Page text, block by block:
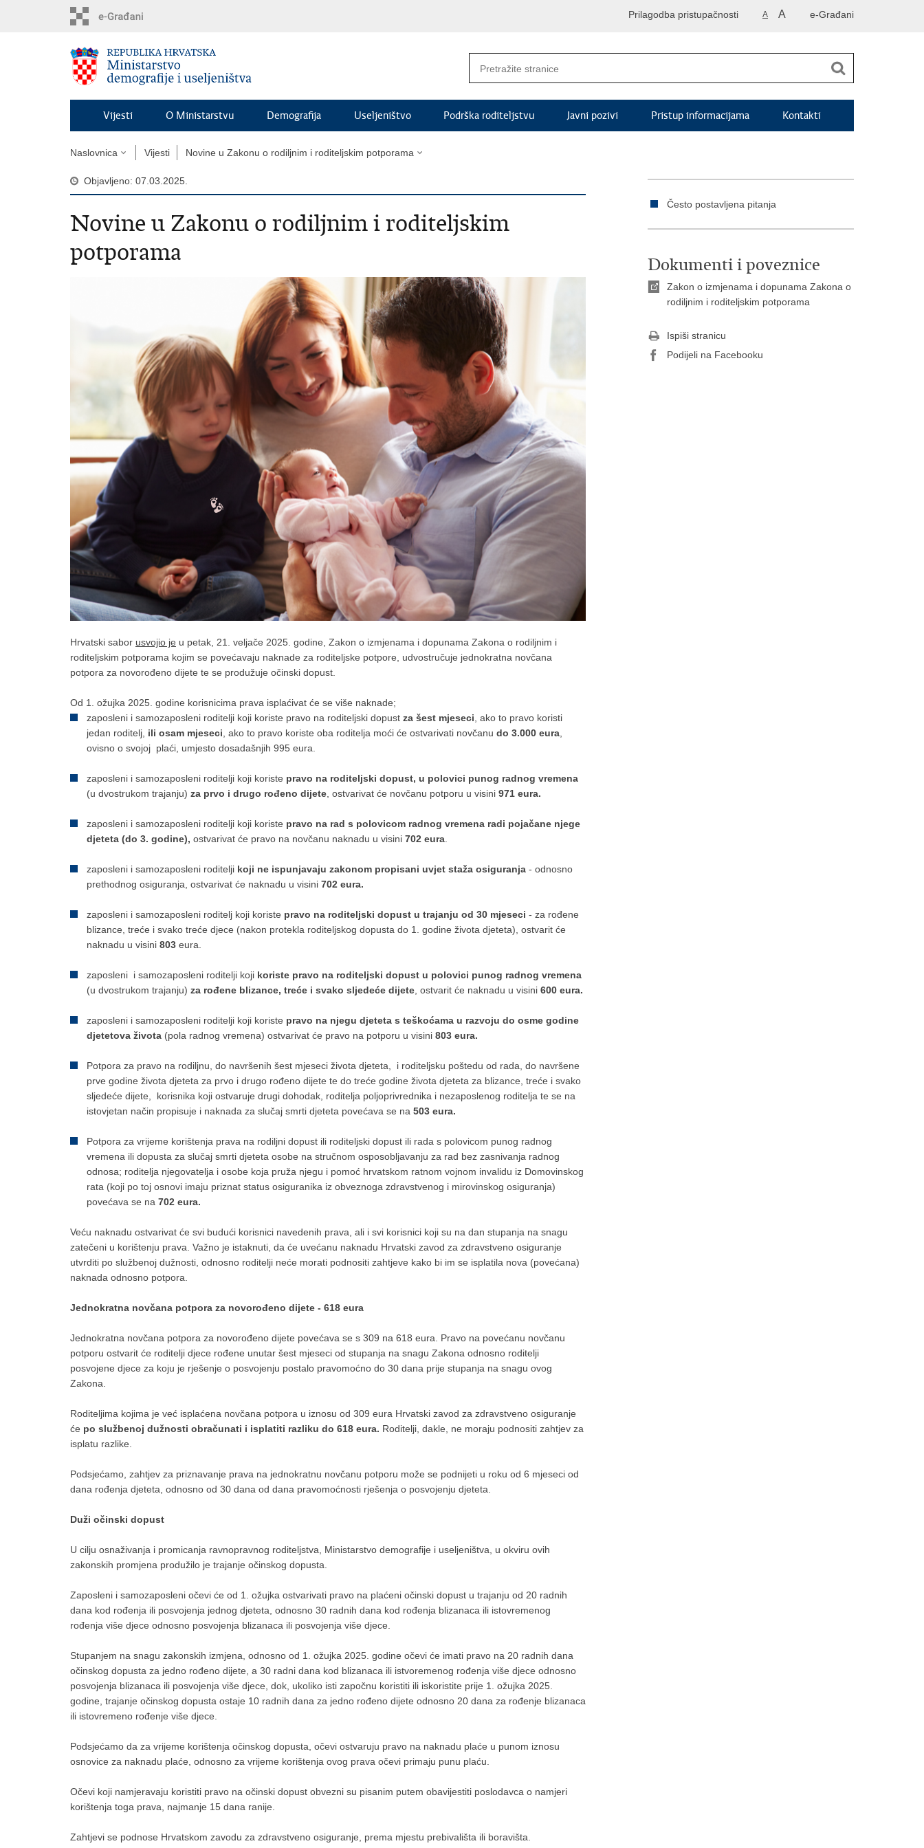
e-Građani
A A
Prilagodba pristupačnosti
Vijesti O Ministarstvu Demografija Useljeništvo Podrška roditeljstvu Javni pozivi Pristup informacijama Kontakti
Naslovnica Vijesti Novine u Zakonu o rodiljnim i roditeljskim potporama
Objavljeno: 07.03.2025.
Novine u Zakonu o rodiljnim i roditeljskim
potporama
Hrvatski sabor usvojio je u petak, 21. veljače 2025. godine, Zakon o izmjenama i dopunama Zakona o rodiljnim i
roditeljskim potporama kojim se povećavaju naknade za roditeljske potpore, udvostručuje jednokratna novčana
potpora za novorođeno dijete te se produžuje očinski dopust.
Od 1. ožujka 2025. godine korisnicima prava isplaćivat će se više naknade;
zaposleni i samozaposleni roditelji koji koriste pravo na roditeljski dopust za šest mjeseci , ako to pravo koristi
jedan roditelj, ili osam mjeseci , ako to pravo koriste oba roditelja moći će ostvarivati novčanu do 3.000 eura
ovisno o svojoj plaći, umjesto dosadašnjih 995 eura.
zaposleni i samozaposleni roditelji koji koriste pravo na roditeljski dopust, u polovici punog radnog vremena
(u dvostrukom trajanju) za prvo i drugo rođeno dijete , ostvarivat će novčanu potporu u visini 971 eura.
zaposleni i samozaposleni roditelji koji koriste pravo na rad s polovicom radnog vremena radi pojačane njege
djeteta (do 3. godine), ostvarivat će pravo na novčanu naknadu u visini 702 eura
zaposleni i samozaposleni roditelji koji ne ispunjavaju zakonom propisani uvjet staža osiguranja - odnosno
prethodnog osiguranja, ostvarivat će naknadu u visini 702 eura.
zaposleni i samozaposleni roditelj koji koriste pravo na roditeljski dopust u trajanju od 30 mjeseci - za rođene
blizance, treće i svako treće djece (nakon protekla roditeljskog dopusta do 1. godine života djeteta), ostvarit će
naknadu u visini 803 eura.
zaposleni i samozaposleni roditelji koji koriste pravo na roditeljski dopust u polovici punog radnog vremena
(u dvostrukom trajanju) za rođene blizance, treće i svako sljedeće dijete , ostvarit će naknadu u visini 600 eura.
zaposleni i samozaposleni roditelji koji koriste pravo na njegu djeteta s teškoćama u razvoju do osme godine
djetetova života (pola radnog vremena) ostvarivat će pravo na potporu u visini 803 eura.
Potpora za pravo na rodiljnu, do navršenih šest mjeseci života djeteta, i roditeljsku poštedu od rada, do navršene
prve godine života djeteta za prvo i drugo rođeno dijete te do treće godine života djeteta za blizance, treće i svako
sljedeće dijete, korisnika koji ostvaruje drugi dohodak, roditelja poljoprivrednika i nezaposlenog roditelja te se na
istovjetan način propisuje i naknada za slučaj smrti djeteta povećava se na 503 eura.
Potpora za vrijeme korištenja prava na rodiljni dopust ili roditeljski dopust ili rada s polovicom punog radnog
vremena ili dopusta za slučaj smrti djeteta osobe na stručnom osposobljavanju za rad bez zasnivanja radnog
odnosa; roditelja njegovatelja i osobe koja pruža njegu i pomoć hrvatskom ratnom vojnom invalidu iz Domovinskog
rata (koji po toj osnovi imaju priznat status osiguranika iz obveznoga zdravstvenog i mirovinskog osiguranja)
povećava se na 702 eura.
Veću naknadu ostvarivat će svi budući korisnici navedenih prava, ali i svi korisnici koji su na dan stupanja na snagu
zatečeni u korištenju prava. Važno je istaknuti, da će uvećanu naknadu Hrvatski zavod za zdravstveno osiguranje
utvrditi po službenoj dužnosti, odnosno roditelji neće morati podnositi zahtjeve kako bi im se isplatila nova (povećana)
naknada odnosno potpora.
Jednokratna novčana potpora za novorođeno dijete - 618 eura
Jednokratna novčana potpora za novorođeno dijete povećava se s 309 na 618 eura. Pravo na povećanu novčanu
potporu ostvarit će roditelji djece rođene unutar šest mjeseci od stupanja na snagu Zakona odnosno roditelji
posvojene djece za koju je rješenje o posvojenju postalo pravomoćno do 30 dana prije stupanja na snagu ovog
Zakona.
Roditeljima kojima je već isplaćena novčana potpora u iznosu od 309 eura Hrvatski zavod za zdravstveno osiguranje
će po službenoj dužnosti obračunati i isplatiti razliku do 618 eura. Roditelji, dakle, ne moraju podnositi zahtjev za
isplatu razlike.
Podsjećamo, zahtjev za priznavanje prava na jednokratnu novčanu potporu može se podnijeti u roku od 6 mjeseci od
dana rođenja djeteta, odnosno od 30 dana od dana pravomoćnosti rješenja o posvojenju djeteta.
Duži očinski dopust
U cilju osnaživanja i promicanja ravnopravnog roditeljstva, Ministarstvo demografije i useljeništva, u okviru ovih
zakonskih promjena produžilo je trajanje očinskog dopusta.
Zaposleni i samozaposleni očevi će od 1. ožujka ostvarivati pravo na plaćeni očinski dopust u trajanju od 20 radnih
dana kod rođenja ili posvojenja jednog djeteta, odnosno 30 radnih dana kod rođenja blizanaca ili istovremenog
rođenja više djece odnosno posvojenja blizanaca ili posvojenja više djece.
Stupanjem na snagu zakonskih izmjena, odnosno od 1. ožujka 2025. godine očevi će imati pravo na 20 radnih dana
očinskog dopusta za jedno rođeno dijete, a 30 radni dana kod blizanaca ili istvoremenog rođenja više djece odnosno
posvojenja blizanaca ili posvojenja više djece, dok, ukoliko isti započnu koristiti ili iskoristite prije 1. ožujka 2025.
godine, trajanje očinskog dopusta ostaje 10 radnih dana za jedno rođeno dijete odnosno 20 dana za rođenje blizanaca
ili istovremeno rođenje više djece.
Podsjećamo da za vrijeme korištenja očinskog dopusta, očevi ostvaruju pravo na naknadu plaće u punom iznosu
osnovice za naknadu plaće, odnosno za vrijeme korištenja ovog prava očevi primaju punu plaću.
Očevi koji namjeravaju koristiti pravo na očinski dopust obvezni su pisanim putem obavijestiti poslodavca o namjeri
korištenja toga prava, najmanje 15 dana ranije.
Zahtjevi se podnose Hrvatskom zavodu za zdravstveno osiguranje, prema mjestu prebivališta ili boravišta.
Često postavljena pitanja
Dokumenti i poveznice
Zakon o izmjenama i dopunama Zakona o
rodiljnim i roditeljskim potporama
Ispiši stranicu
Podijeli na Facebooku